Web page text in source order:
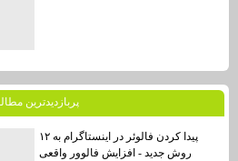
پربازديدترين مطالب
پیدا کردن فالوئر در اینستاگرام به ۱۲
روش جدید - افزایش فالوور واقعی